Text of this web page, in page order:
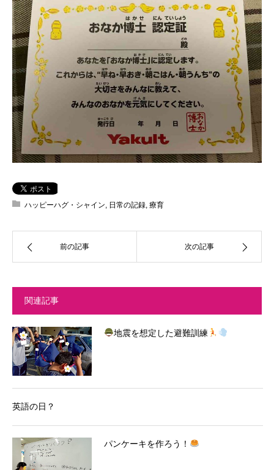
ハッピーハグ・シャイン 日常の記録 療育
前の記事 次の記事
関連記事
地震を想定した避難訓練
英語の日？
パンケーキを作ろう！